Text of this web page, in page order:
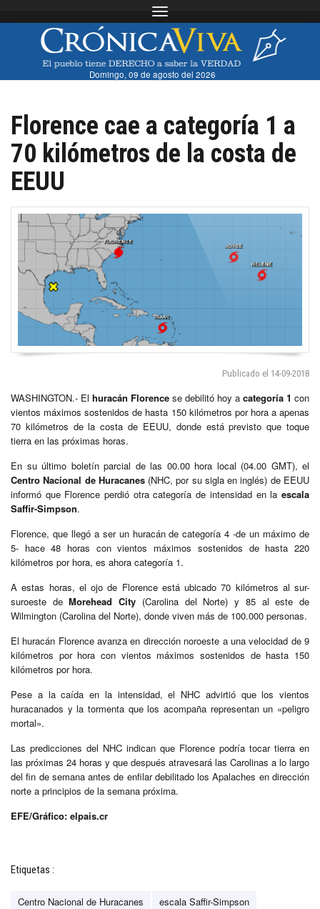
Toggle navigation
Domingo, 09 de agosto del 2026
Florence cae a categoría 1 a
70 kilómetros de la costa de
EEUU
Publicado el 14-09-2018
WASHINGTON.- El huracán Florence se debilitó hoy a categoría 1 con
vientos máximos sostenidos de hasta 150 kilómetros por hora a apenas
70 kilómetros de la costa de EEUU, donde está previsto que toque
tierra en las próximas horas.
En su último boletín parcial de las 00.00 hora local (04.00 GMT), el
Centro Nacional de Huracanes(NHC, por su sigla en inglés) de EEUU
informó que Florence perdió otra categoría de intensidad en la escala
Saffir-Simpson.
Florence, que llegó a ser un huracán de categoría 4 -de un máximo de
5- hace 48 horas con vientos máximos sostenidos de hasta 220
kilómetros por hora, es ahora categoría 1.
A estas horas, el ojo de Florence está ubicado 70 kilómetros al sur-
suroeste deMorehead City (Carolina del Norte) y 85 al este de
Wilmington (Carolina del Norte), donde viven más de 100.000 personas.
El huracán Florence avanza en dirección noroeste a una velocidad de 9
kilómetros por hora con vientos máximos sostenidos de hasta 150
kilómetros por hora.
Pese a la caída en la intensidad, el NHC advirtió que los vientos
huracanados y la tormenta que los acompaña representan un «peligro
mortal».
Las predicciones del NHC indican que Florence podría tocar tierra en
las próximas 24 horas y que después atravesará las Carolinas a lo largo
del fin de semana antes de enfilar debilitado los Apalaches en dirección
norte a principios de la semana próxima.
EFE/Gráfico: elpais.cr
Etiquetas :
Centro Nacional de Huracanes
escala Saffir-Simpson